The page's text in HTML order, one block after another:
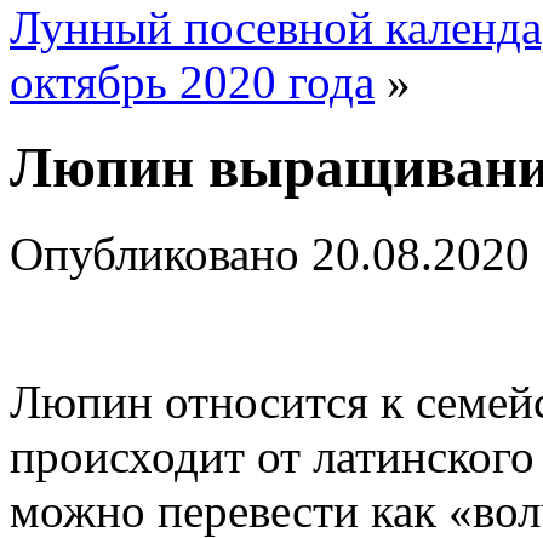
Лунный посевной
октябрь 2020 года »
Люпин
Опубликовано 20.08.2020
Люпин относится к
происходит от
можно перевести как